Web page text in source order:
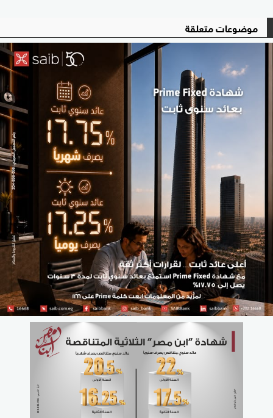
موضوعات متعلقة